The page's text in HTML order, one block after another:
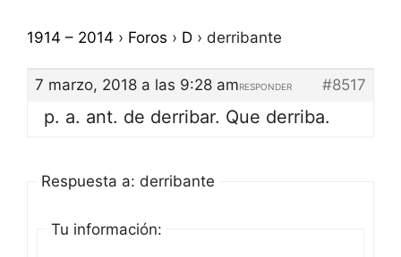
1914 – 2014 › Foros › D › derribante
7 marzo, 2018 a las 9:28 am #8517
RESPONDER
p. a. ant. de derribar. Que derriba.
Respuesta a: derribante
Tu información: